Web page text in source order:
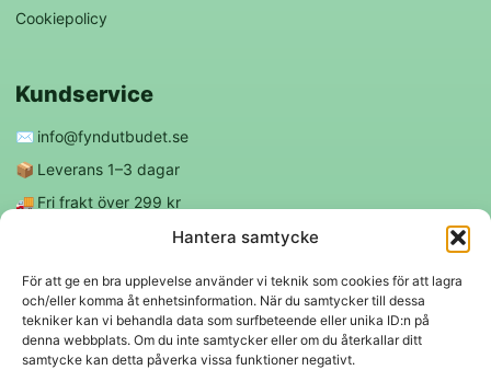
Hantera samtycke
För att ge en bra upplevelse använder vi teknik som cookies för att lagra
och/eller komma åt enhetsinformation. När du samtycker till dessa
tekniker kan vi behandla data som surfbeteende eller unika ID:n på
denna webbplats. Om du inte samtycker eller om du återkallar ditt
samtycke kan detta påverka vissa funktioner negativt.
Cookiepolicy
Kundservice
✉️ info@fyndutbudet.se
📦 Leverans 1–3 dagar
🚚 Fri frakt över 299 kr
Följ oss